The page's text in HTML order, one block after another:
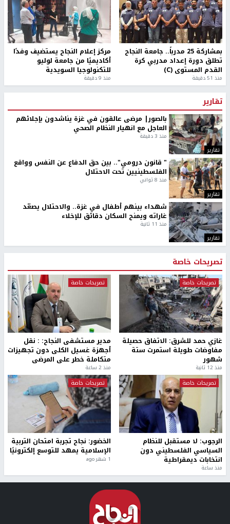
بمشاركة 25 مدرباً.. جامعة النجاح
تطلق دورة إعداد مدربي كرة
القدم المستوى (C)
منذ 51 دقيقة
مركز إعلام النجاح يستضيف وفدًا
أكاديميًا من جامعة لوليو
للتكنولوجيا السويدية
منذ 9 دقيقة
تقارير
تقارير
بالصور| مرضى عالقون في غزة يناشدون بإجلائهم
العاجل مع انهيار النظام الصحي
منذ 3 دقيقة
تقارير
" قانون درومي".. بين حق الدفاع عن النفس وواقع
الفلسطينيين تحت الاحتلال
منذ 8 ثواني
تقارير
شهداء بينهم أطفال في غزة.. والاحتلال يصعّد
غاراته ويمنح السكان دقائق للإخلاء
منذ 11 ثانية
تصريحات خاصة
تصريحات خاصة
غازي حمد للشرق: الاتفاق حصيلة
مفاوضات طويلة استمرت ستة
شهور
منذ 12 ثانية
تصريحات خاصة
مدير مستشفى النجاح: : نقل
أجهزة غسيل الكلى دون تجهيزات
متكاملة خطر على المرضى
منذ 2 ساعة
تصريحات خاصة
الرجوب: لا مستقبل للنظام
السياسي الفلسطيني دون
انتخابات ديمقراطية
منذ ساعة
تصريحات خاصة
الخضور: نجاح تجربة امتحان التربية
الإسلامية يمهد للتوسع إلكترونيًا
1 شهر ago